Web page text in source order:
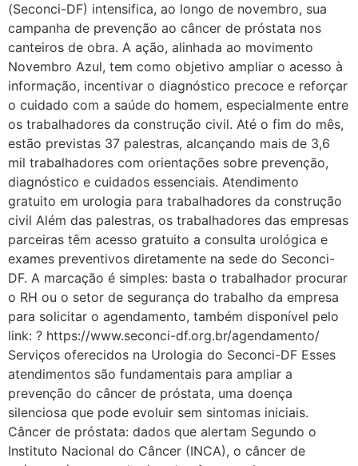
(Seconci-DF) intensifica, ao longo de novembro, sua
campanha de prevenção ao câncer de próstata nos
canteiros de obra. A ação, alinhada ao movimento
Novembro Azul, tem como objetivo ampliar o acesso à
informação, incentivar o diagnóstico precoce e reforçar
o cuidado com a saúde do homem, especialmente entre
os trabalhadores da construção civil. Até o fim do mês,
estão previstas 37 palestras, alcançando mais de 3,6
mil trabalhadores com orientações sobre prevenção,
diagnóstico e cuidados essenciais. Atendimento
gratuito em urologia para trabalhadores da construção
civil Além das palestras, os trabalhadores das empresas
parceiras têm acesso gratuito a consulta urológica e
exames preventivos diretamente na sede do Seconci-
DF. A marcação é simples: basta o trabalhador procurar
o RH ou o setor de segurança do trabalho da empresa
para solicitar o agendamento, também disponível pelo
link: ? https://www.seconci-df.org.br/agendamento/
Serviços oferecidos na Urologia do Seconci-DF Esses
atendimentos são fundamentais para ampliar a
prevenção do câncer de próstata, uma doença
silenciosa que pode evoluir sem sintomas iniciais.
Câncer de próstata: dados que alertam Segundo o
Instituto Nacional do Câncer (INCA), o câncer de